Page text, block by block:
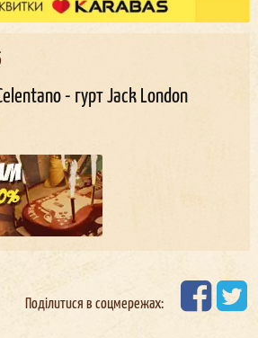
- гурт Jack London
Поділитися в соцмережах: